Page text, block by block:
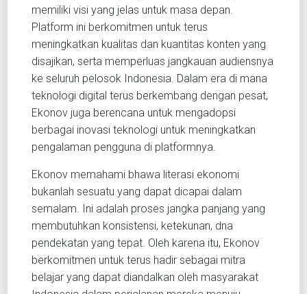
memiliki visi yang jelas untuk masa depan.
Platform ini berkomitmen untuk terus
meningkatkan kualitas dan kuantitas konten yang
disajikan, serta memperluas jangkauan audiensnya
ke seluruh pelosok Indonesia. Dalam era di mana
teknologi digital terus berkembang dengan pesat,
Ekonov juga berencana untuk mengadopsi
berbagai inovasi teknologi untuk meningkatkan
pengalaman pengguna di platformnya.
Ekonov memahami bhawa literasi ekonomi
bukanlah sesuatu yang dapat dicapai dalam
semalam. Ini adalah proses jangka panjang yang
membutuhkan konsistensi, ketekunan, dna
pendekatan yang tepat. Oleh karena itu, Ekonov
berkomitmen untuk terus hadir sebagai mitra
belajar yang dapat diandalkan oleh masyarakat